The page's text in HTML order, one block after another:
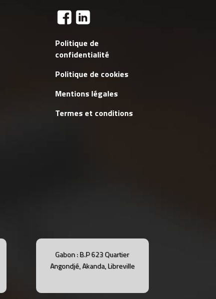
Politique de
confidentialité
Politique de cookies
Mentions légales
Termes et conditions
Gabon : B.P 623 Quartier
Angondjé, Akanda, Libreville